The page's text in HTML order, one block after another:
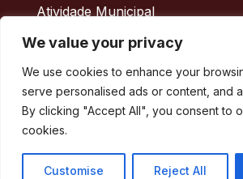
We value your privacy
We use cookies to enhance your
serve personalised ads or content, and
By clicking "Accept All", you consent to
cookies.
Customise Reject All
Atividade Municipal
Turismo
Contactos
Acessos Rápidos